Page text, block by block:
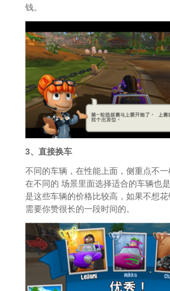
钱。
3、直接换车
不同的车辆，在性能上面，侧重点不
在不同的 场景里面选择适合的车辆也
是这些车辆的价格比较高，如果不想
需要你赞很长的一段时间的。